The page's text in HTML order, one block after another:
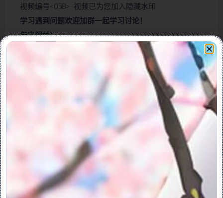
视频编号<058> 视频已为您加入隐藏水印
学习遇到问题欢迎加群一起学习讨论！
与之相关：
划分曲面区域>>>
一.关于指定区域
1.关于指定的区域：
关于指定的区域：
“指定区域”特征是用于指明区域以进行仔细检
查或特殊处理的面组。可通过使用曲线或边的
链集来定义指定区域的边界。曲线可以位于以